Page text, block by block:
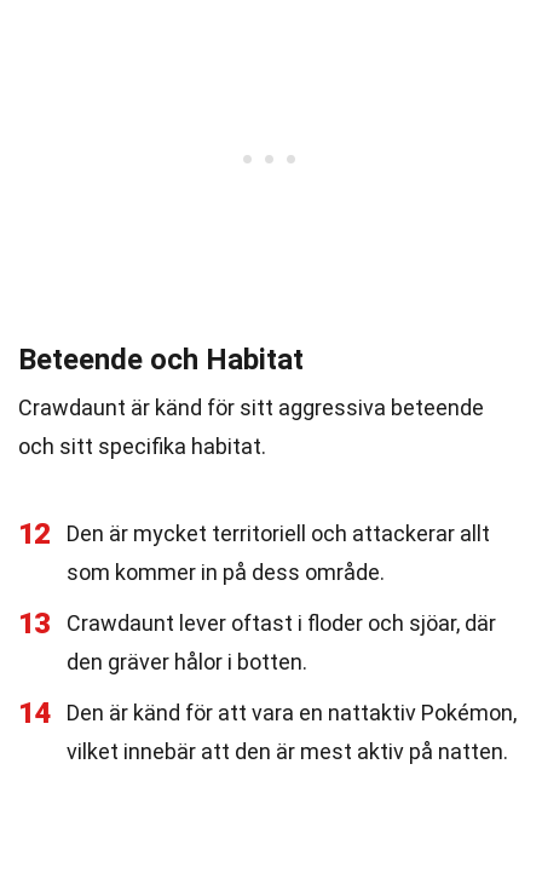
Beteende och Habitat
Crawdaunt är känd för sitt aggressiva beteende
och sitt specifika habitat.
12
Den är mycket territoriell och attackerar allt
som kommer in på dess område.
13
Crawdaunt lever oftast i floder och sjöar, där
den gräver hålor i botten.
14
Den är känd för att vara en nattaktiv Pokémon,
vilket innebär att den är mest aktiv på natten.